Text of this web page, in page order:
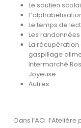
Le soutien
Le temps de
Les ran
La
gaspillage
Intermarché
Joyeuse
Autres…
Dans l’ACI l’Atelière